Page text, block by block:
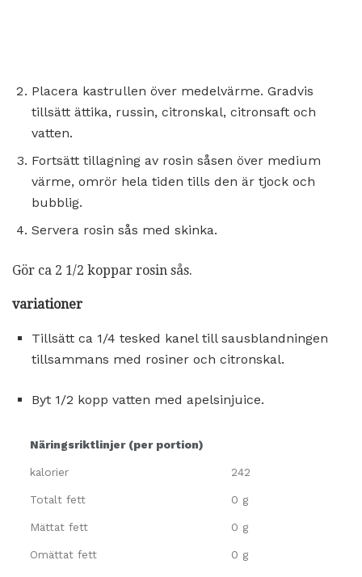
Placera kastrullen över medelvärme. Gradvis
tillsätt ättika, russin, citronskal, citronsaft och
vatten.
Fortsätt tillagning av rosin såsen över medium
värme, omrör hela tiden tills den är tjock och
bubblig.
Servera rosin sås med skinka.
Gör ca 2 1/2 koppar rosin sås.
variationer
Tillsätt ca 1/4 tesked kanel till sausblandningen
tillsammans med rosiner och citronskal.
Byt 1/2 kopp vatten med apelsinjuice.
Näringsriktlinjer (per portion)
kalorier 242
Totalt fett 0 g
Mättat fett 0 g
Omättat fett 0 g